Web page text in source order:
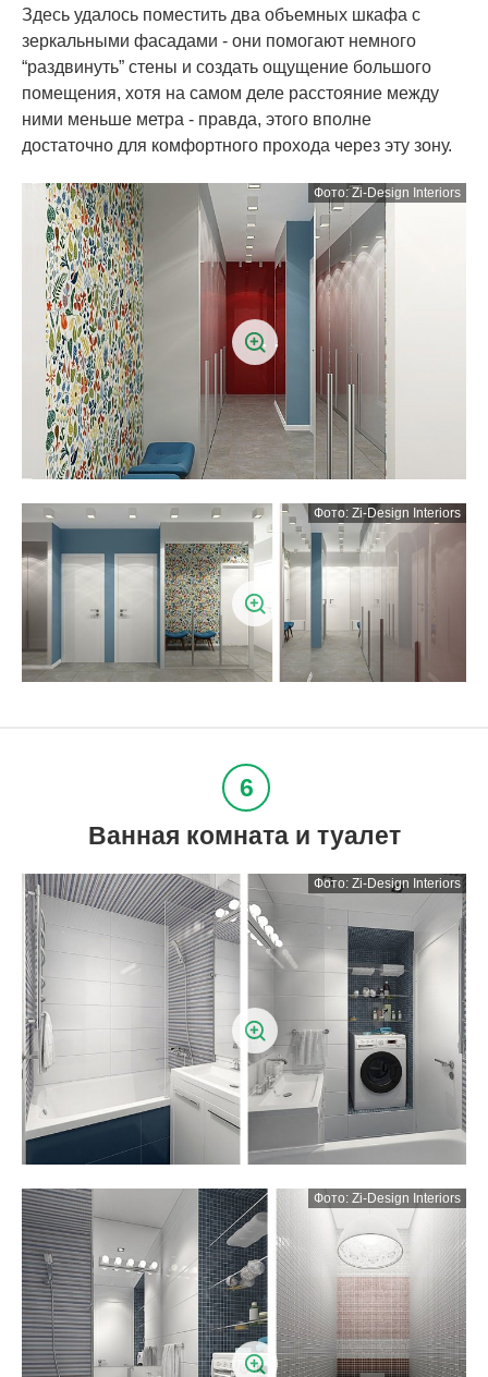
Здесь удалось поместить два объемных шкафа с
зеркальными фасадами - они помогают немного
“раздвинуть” стены и создать ощущение большого
помещения, хотя на самом деле расстояние между
ними меньше метра - правда, этого вполне
достаточно для комфортного прохода через эту зону.
Ванная комната и туалет